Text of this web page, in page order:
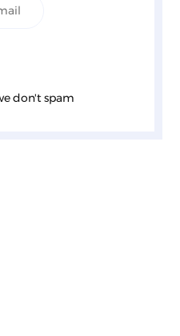
don't spam